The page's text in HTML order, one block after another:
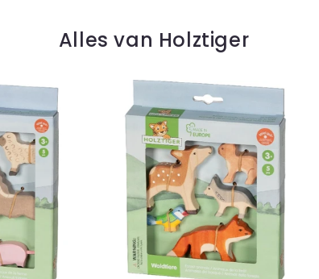
Alles van Holztiger